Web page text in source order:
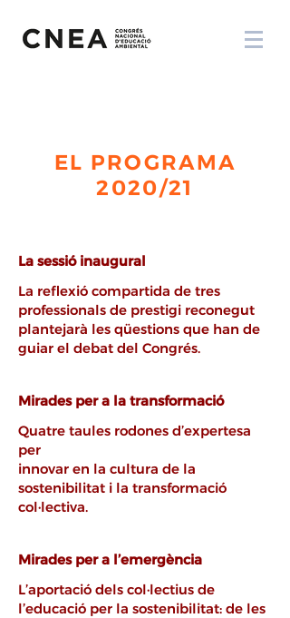
EL PROGRAMA
2020/21
La sessió inaugural
La reflexió compartida de tres
professionals de prestigi reconegut
plantejarà les qüestions que han de
guiar el debat del Congrés.
Mirades per a la transformació
Quatre taules rodones d’expertesa
per
innovar en la cultura de la
sostenibilitat i la transformació
col·lectiva.
Mirades per a l’emergència
L’aportació dels col·lectius de
l’educació per la sostenibilitat: de les